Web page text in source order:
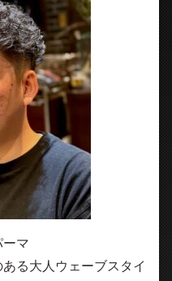
マ
る大人ウェーブスタイ